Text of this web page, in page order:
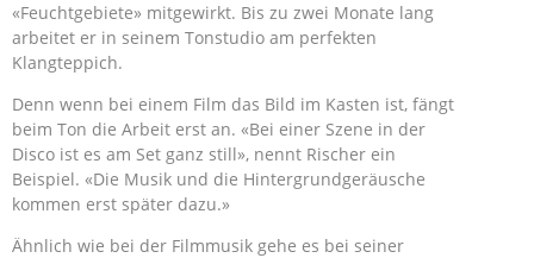
«Feuchtgebiete» mitgewirkt. Bis zu zwei Monate lang
arbeitet er in seinem Tonstudio am perfekten
Klangteppich.
Denn wenn bei einem Film das Bild im Kasten ist, fängt
beim Ton die Arbeit erst an. «Bei einer Szene in der
Disco ist es am Set ganz still», nennt Rischer ein
Beispiel. «Die Musik und die Hintergrundgeräusche
kommen erst später dazu.»
Ähnlich wie bei der Filmmusik gehe es bei seiner